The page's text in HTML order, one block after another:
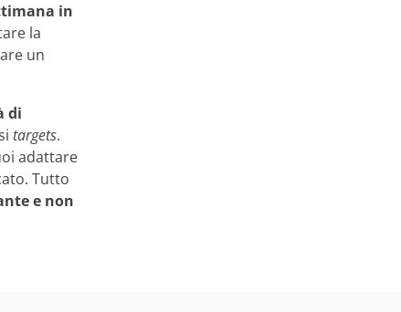
in
la
un
di
targets.
adattare
Tutto
e non